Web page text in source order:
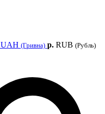
UAH (Гривна) р. RUB (Рубль)